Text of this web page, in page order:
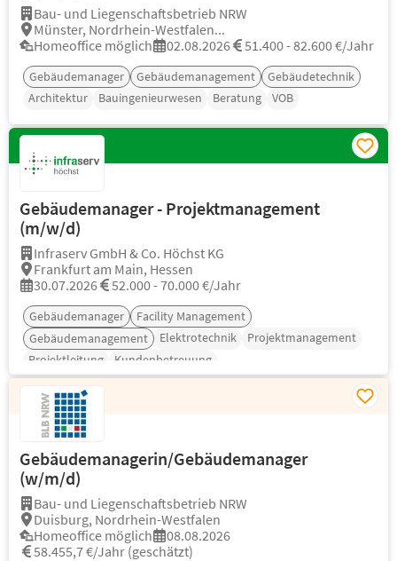
Bau- und Liegenschaftsbetrieb NRW
Münster, Nordrhein-Westfalen...
Homeoffice möglich
02.08.2026 51.400 - 82.600 €/Jahr
Gebäudemanager Gebäudemanagement
Gebäudetechnik
Architektur
Bauingenieurwesen Beratung VOB
Gebäudemanager - Projektmanagement
(m/w/d)
Infraserv GmbH & Co. Höchst KG
Frankfurt am Main, Hessen
30.07.2026
52.000 - 70.000 €/Jahr
Gebäudemanager
Facility Management
Gebäudemanagement
Elektrotechnik
Projektmanagement
Projektleitung
Kundenbetreuung
Gebäudemanagerin/Gebäudemanager
(w/m/d)
Bau- und Liegenschaftsbetrieb NRW
Duisburg, Nordrhein-Westfalen
Homeoffice möglich
08.08.2026
58.455,7 €/Jahr (geschätzt)